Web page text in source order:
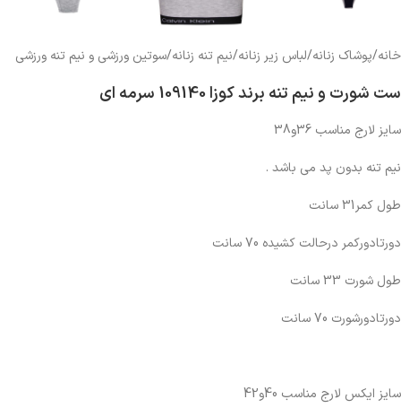
خانه/پوشاک زنانه/لباس زیر زنانه/نیم تنه زنانه/سوتین ورزشی و نیم تنه ورزشی
ست شورت و نیم تنه برند کوزا 109140 سرمه ای
سایز لارج مناسب 36و38
نیم تنه بدون پد می باشد .
طول کمر31 سانت
دورتادورکمر درحالت کشیده 70 سانت
طول شورت 33 سانت
دورتادورشورت 70 سانت
سایز ایکس لارج مناسب 40و42